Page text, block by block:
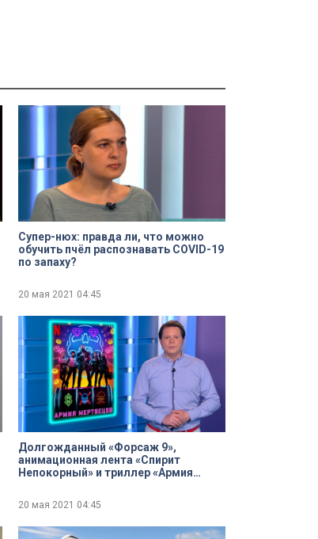
Супер-нюх: правда ли, что можно
обучить пчёл распознавать COVID-19
по запаху?
20 мая 2021 04:45
Долгожданный «Форсаж 9»,
анимационная лента «Спирит
Непокорный» и триллер «Армия
20 мая 2021 04:45